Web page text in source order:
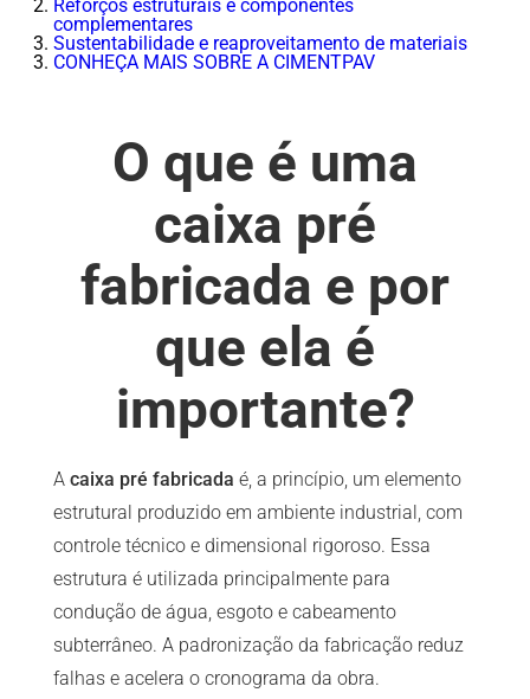
Reforços estruturais e componentes
complementares
Sustentabilidade e reaproveitamento de materiais
CONHEÇA MAIS SOBRE A CIMENTPAV
O que é uma
caixa pré
fabricada e por
que ela é
importante?
A caixa pré fabricada é, a princípio, um elemento
estrutural produzido em ambiente industrial, com
controle técnico e dimensional rigoroso. Essa
estrutura é utilizada principalmente para
condução de água, esgoto e cabeamento
subterrâneo. A padronização da fabricação reduz
falhas e acelera o cronograma da obra.